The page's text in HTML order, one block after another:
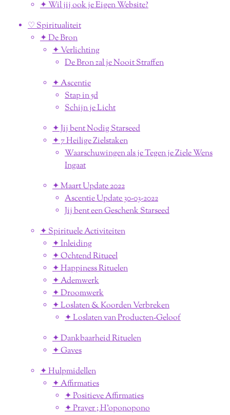
✦ Wil jij ook je Eigen Website?
♡ Spiritualiteit
✦ De Bron
✦ Verlichting
De Bron zal je Nooit Straffen
✦ Ascentie
Stap in 5d
Schijn je Licht
✦ Jij bent Nodig Starseed
✦ 7 Heilige Zielstaken
Waarschuwingen als je Tegen je Ziele Wens
Ingaat
✦ Maart Update 2022
Ascentie Update 30-03-2022
Jij bent een Geschenk Starseed
✦ Spirituele Activiteiten
✦ Inleiding
✦ Ochtend Ritueel
✦ Happiness Rituelen
✦ Ademwerk
✦ Droomwerk
✦ Loslaten & Koorden Verbreken
✦ Loslaten van Producten-Geloof
✦ Dankbaarheid Rituelen
✦ Gaves
✦ Hulpmidellen
✦ Affirmaties
✦ Positieve Affirmaties
✦ Prayer ; H'oponopono